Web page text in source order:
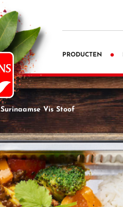
PRODUCTEN
Surinaamse Vis Stoof